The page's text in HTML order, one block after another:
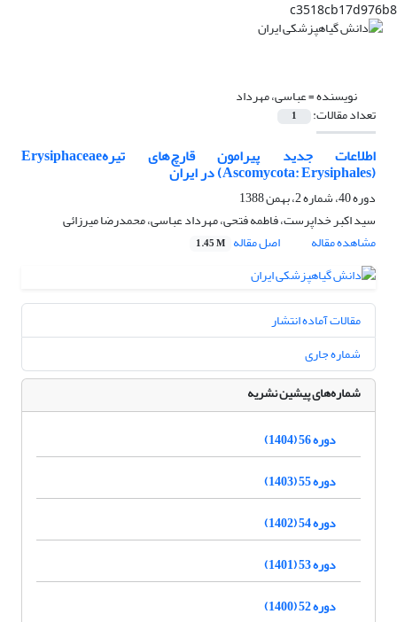
c3518cb17d976b8
نویسنده =عباسی، مهرداد
تعداد مقالات: 1
اطلاعات جدید پیرامون قارچ‌های تیرهErysiphaceae
(Ascomycota: Erysiphales) در ایران
دوره 40، شماره 2، بهمن 1388
سید اکبر خداپرست، فاطمه فتحی، مهرداد عباسی، محمدرضا میرزائی
مشاهده مقاله
اصل مقاله 1.45 M
مقالات آماده انتشار
شماره جاری
شماره‌های پیشین نشریه
دوره 56 (1404)
دوره 55 (1403)
دوره 54 (1402)
دوره 53 (1401)
دوره 52 (1400)